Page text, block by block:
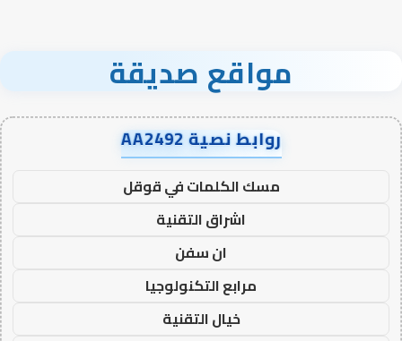
مواقع صديقة
روابط نصية AA2492
مسك الكلمات في قوقل
اشراق التقنية
ان سفن
مرابع التكنولوجيا
خيال التقنية